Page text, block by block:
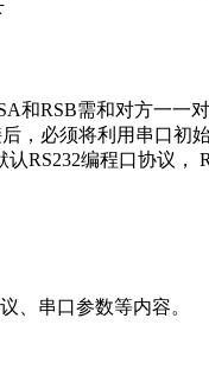
和RSB需和对方一一
，必须将利用串口
RS232编程口协议
、串口参数等内容。